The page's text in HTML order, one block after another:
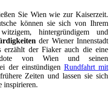
Sie Wien wie zur Kaiserzeit.
können sie sich von Ihrem
hintergründigem und
der Wiener Innenstadt
erzählt der Fiaker auch die eine
von Wien und seinen
der einstündigen Rundfahrt mit
Zeiten und lassen sie sich
inspirieren.